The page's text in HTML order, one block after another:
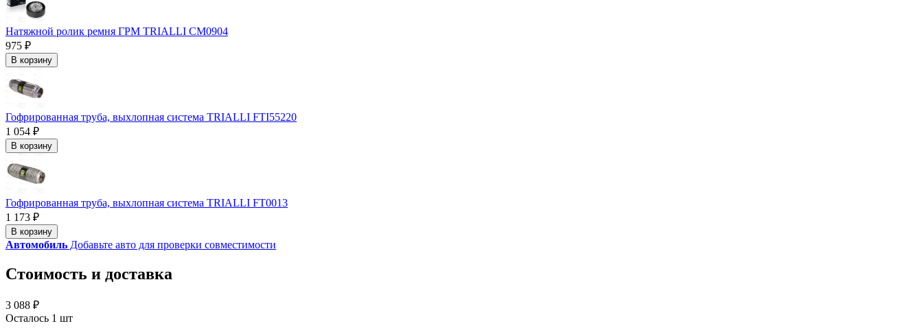
Натяжной ролик ремня ГРМ TRIALLI CM0904
975 ₽
В корзину
Гофрированная труба, выхлопная система TRIALLI FTI55220
1 054 ₽
В корзину
Гофрированная труба, выхлопная система TRIALLI FT0013
1 173 ₽
В корзину
Автомобиль Добавьте авто для проверки совместимости
Стоимость и доставка
3 088 ₽
Осталось 1 шт